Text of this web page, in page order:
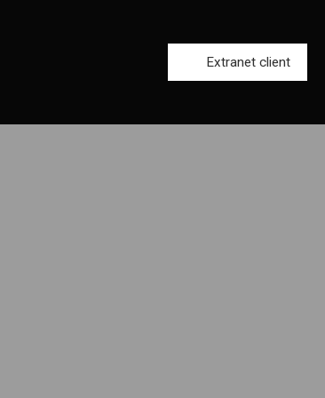
Extranet client